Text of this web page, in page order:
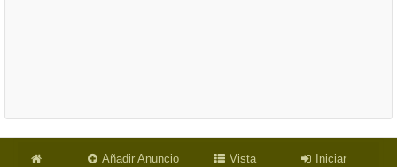
Añadir Anuncio
Vista
Iniciar